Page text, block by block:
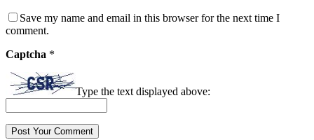
Save my name and email in this browser for the next time I
comment.
Captcha *
Type the text displayed above: